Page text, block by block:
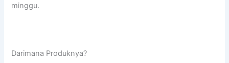
minggu.
Darimana Produknya?